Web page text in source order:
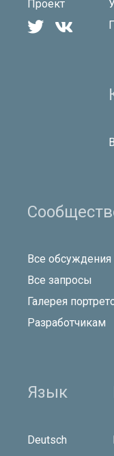
Проект
 
Все обсуждения
Все запросы
Галерея
Разработчикам
Язык
Deutsch